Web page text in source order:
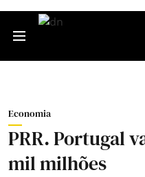
Economia
PRR. Portugal
mil milhões